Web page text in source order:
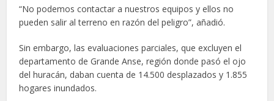
“No podemos contactar a nuestros equipos y ellos no
pueden salir al terreno en razón del peligro”, añadió.
Sin embargo, las evaluaciones parciales, que excluyen el
departamento de Grande Anse, región donde pasó el ojo
del huracán, daban cuenta de 14.500 desplazados y 1.855
hogares inundados.